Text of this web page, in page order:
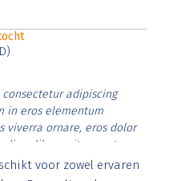
adipiscing
in eros elementum
viverra ornare, eros dolor
diam libero vitae erat.
cursus id rutrum lorem
risus tristique posuere.
voor zowel ervaren